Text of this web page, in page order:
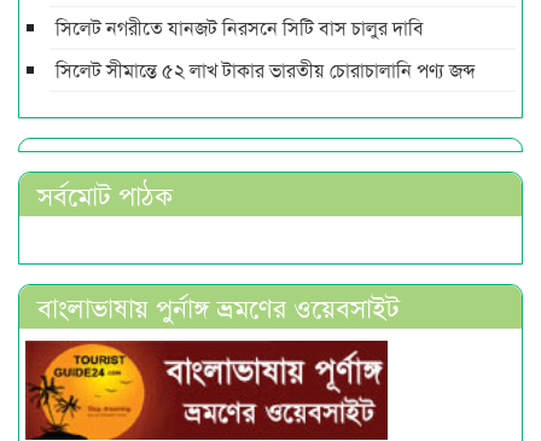
সিলেট নগরীতে যানজট নিরসনে সিটি বাস চালুর দাবি
সিলেট সীমান্তে ৫২ লাখ টাকার ভারতীয় চোরাচালানি পণ্য জব্দ
সর্বমোট পাঠক
বাংলাভাষায় পুর্নাঙ্গ ভ্রমণের ওয়েবসাইট